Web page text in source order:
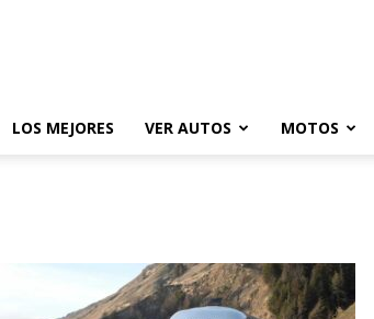
LOS MEJORES VER AUTOS MOTOS